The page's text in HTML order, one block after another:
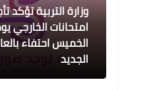
وزارة التربية تؤكد
امتحانات الخارجي
الخميس احتفاء
الجديد